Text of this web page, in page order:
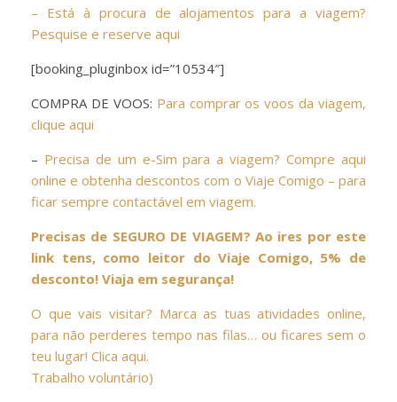
– Está à procura de alojamentos para a viagem?
Pesquise e reserve aqui
[booking_pluginbox id=”10534″]
COMPRA DE VOOS: Para comprar os voos da viagem,
clique aqui
– Precisa de um e-Sim para a viagem? Compre aqui
online e obtenha descontos com o Viaje Comigo – para
ficar sempre contactável em viagem.
Precisas de SEGURO DE VIAGEM? Ao ires por este
link tens, como leitor do Viaje Comigo, 5% de
desconto! Viaja em segurança!
O que vais visitar? Marca as tuas atividades online,
para não perderes tempo nas filas… ou ficares sem o
teu lugar! Clica aqui.
Trabalho voluntário)